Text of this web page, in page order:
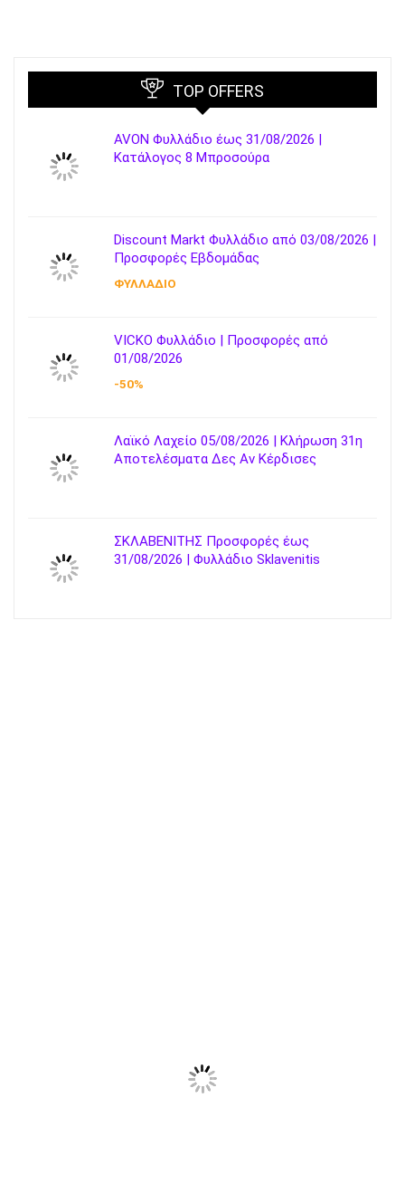
TOP OFFERS
AVON Φυλλάδιο έως 31/08/2026 |
Κατάλογος 8 Μπροσούρα
Discount Markt Φυλλάδιο από 03/08/2026 |
Προσφορές Εβδομάδας
ΦΥΛΛΑΔΙΟ
VICKO Φυλλάδιο | Προσφορές από
01/08/2026
-50%
Λαϊκό Λαχείο 05/08/2026 | Κλήρωση 31η
Αποτελέσματα Δες Αν Κέρδισες
ΣΚΛΑΒΕΝΙΤΗΣ Προσφορές έως
31/08/2026 | Φυλλάδιο Sklavenitis